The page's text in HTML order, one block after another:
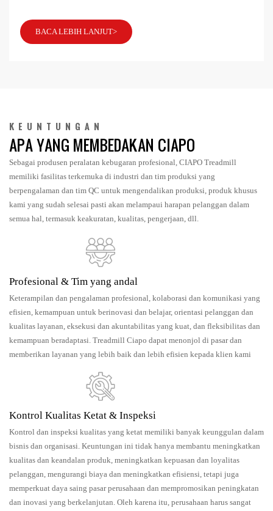
BACA LEBIH LANJUT>
KEUNTUNGAN
APA YANG MEMBEDAKAN CIAPO
Sebagai produsen peralatan kebugaran profesional, CIAPO Treadmill
memiliki fasilitas terkemuka di industri dan tim produksi yang
berpengalaman dan tim QC untuk mengendalikan produksi, produk khusus
kami yang sudah selesai pasti akan melampaui harapan pelanggan dalam
semua hal, termasuk keakuratan, kualitas, pengerjaan, dll.
Profesional & Tim yang andal
Keterampilan dan pengalaman profesional, kolaborasi dan komunikasi yang
efisien, kemampuan untuk berinovasi dan belajar, orientasi pelanggan dan
kualitas layanan, eksekusi dan akuntabilitas yang kuat, dan fleksibilitas dan
kemampuan beradaptasi. Treadmill Ciapo dapat menonjol di pasar dan
memberikan layanan yang lebih baik dan lebih efisien kepada klien kami
Kontrol Kualitas Ketat & Inspeksi
Kontrol dan inspeksi kualitas yang ketat memiliki banyak keunggulan dalam
bisnis dan organisasi. Keuntungan ini tidak hanya membantu meningkatkan
kualitas dan keandalan produk, meningkatkan kepuasan dan loyalitas
pelanggan, mengurangi biaya dan meningkatkan efisiensi, tetapi juga
memperkuat daya saing pasar perusahaan dan mempromosikan peningkatan
dan inovasi yang berkelanjutan. Oleh karena itu, perusahaan harus sangat